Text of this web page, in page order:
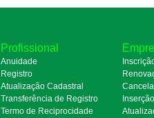
Profissional
Anuidade
Registro
Atualização Cadastral
Transferência de Registro
Termo de Reciprocidade